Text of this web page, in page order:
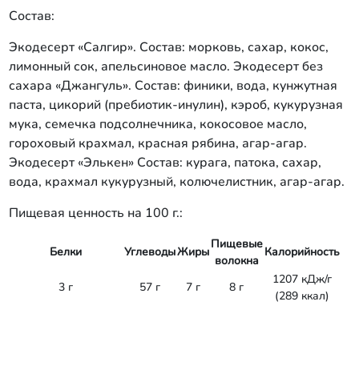
Состав:
Экодесерт «Салгир». Состав: морковь, сахар, кокос,
лимонный сок, апельсиновое масло. Экодесерт без
сахара «Джангуль». Состав: финики, вода, кунжутная
паста, цикорий (пребиотик-инулин), кэроб, кукурузная
мука, семечка подсолнечника, кокосовое масло,
гороховый крахмал, красная рябина, агар-агар.
Экодесерт «Элькен» Состав: курага, патока, сахар,
вода, крахмал кукурузный, колючелистник, агар-агар.
Пищевая ценность на 100 г.:
Белки УглеводыЖиры
Пищевые
волокна
Калорийность
3 г 57 г 7 г 8 г
1207 кДж/г
(289 ккал)